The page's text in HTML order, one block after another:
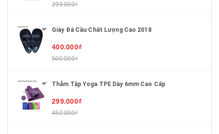
299.000₫
Giày Đá Cầu Chất Lượng Cao 2018
400.000₫
500.000₫
Thảm Tập Yoga TPE Dày 6mm Cao Cấp
299.000₫
450.000₫